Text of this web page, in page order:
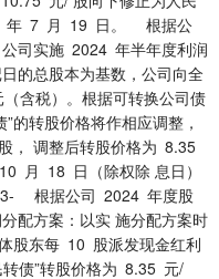
年 7 月 19 日。 根据公
司实施 2024 年半年度利润
的总股本为基数，公司向全
含税）。根据可转换公司债
的转股价格将作相应调整，
， 调整后转股价格为 8.35
月 18 日（除权除 息日）
2024 年度股
配方案：以实 施分配方案时
股东每 10 股派发现金红利
转债”转股价格为 8.35 元/